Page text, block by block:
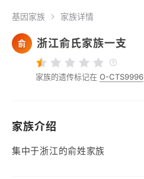
基因家族 家族详情
俞 浙江俞氏家族一支
家族的遗传标记在 O-CTS9996
家族介绍
集中于浙江的俞姓家族